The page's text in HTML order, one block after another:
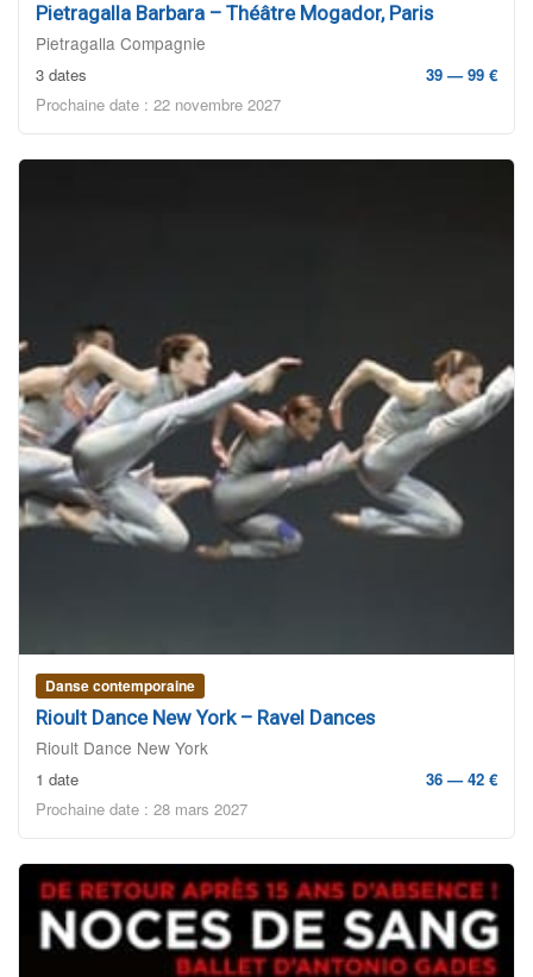
Pietragalla Barbara – Théâtre Mogador, Paris
Pietragalla Compagnie
3 dates
39 — 99 €
Prochaine date : 22 novembre 2027
Danse contemporaine
Rioult Dance New York – Ravel Dances
Rioult Dance New York
1 date
36 — 42 €
Prochaine date : 28 mars 2027